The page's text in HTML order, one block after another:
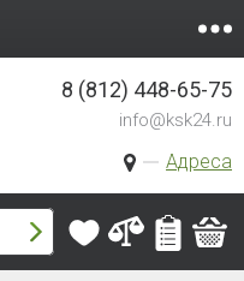
Адреса
8 (812) 448-65-75
info@ksk24.ru